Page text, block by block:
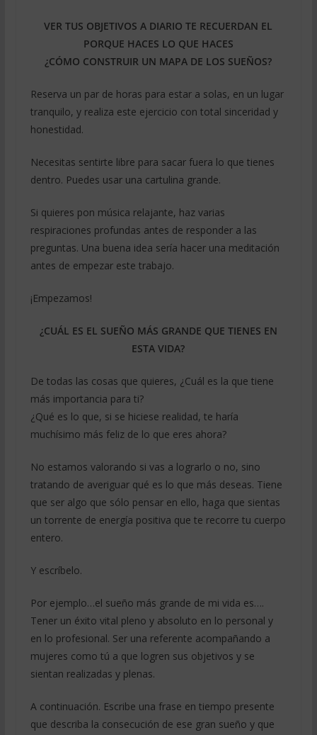
VER TUS OBJETIVOS A DIARIO TE RECUERDAN EL
PORQUE HACES LO QUE HACES
¿CÓMO CONSTRUIR UN MAPA DE LOS SUEÑOS?
Reserva un par de horas para estar a solas, en un lugar
tranquilo, y realiza este ejercicio con total sinceridad y
honestidad.
Necesitas sentirte libre para sacar fuera lo que tienes
dentro. Puedes usar una cartulina grande.
Si quieres pon música relajante, haz varias
respiraciones profundas antes de responder a las
preguntas. Una buena idea sería hacer una meditación
antes de empezar este trabajo.
¡Empezamos!
¿CUÁL ES EL SUEÑO MÁS GRANDE QUE TIENES EN
ESTA VIDA?
De todas las cosas que quieres, ¿Cuál es la que tiene
más importancia para ti?
¿Qué es lo que, si se hiciese realidad, te haría
muchísimo más feliz de lo que eres ahora?
No estamos valorando si vas a lograrlo o no, sino
tratando de averiguar qué es lo que más deseas. Tiene
que ser algo que sólo pensar en ello, haga que sientas
un torrente de energía positiva que te recorre tu cuerpo
entero.
Y escríbelo.
Por ejemplo…el sueño más grande de mi vida es….
Tener un éxito vital pleno y absoluto en lo personal y
en lo profesional. Ser una referente acompañando a
mujeres como tú a que logren sus objetivos y se
sientan realizadas y plenas.
A continuación. Escribe una frase en tiempo presente
que describa la consecución de ese gran sueño y que